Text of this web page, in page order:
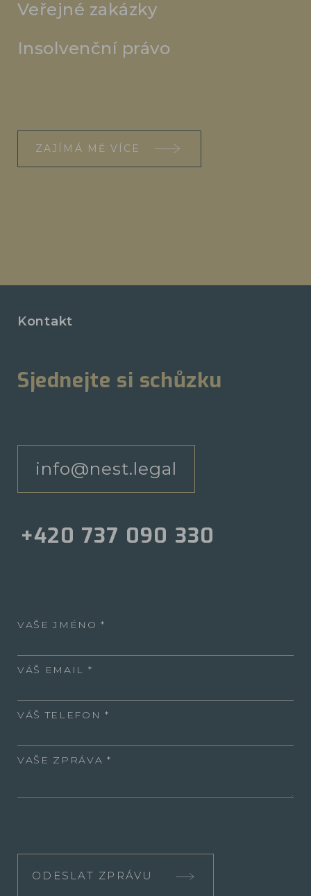
Veřejné zakázky
Insolvenční právo
ZAJÍMÁ MĚ VÍCE
Kontakt
Sjednejte si schůzku
info@nest.legal
+420 737 090 330
VAŠE JMÉNO
VÁŠ EMAIL
VÁŠ TELEFON
VAŠE ZPRÁVA
ODESLAT ZPRÁVU